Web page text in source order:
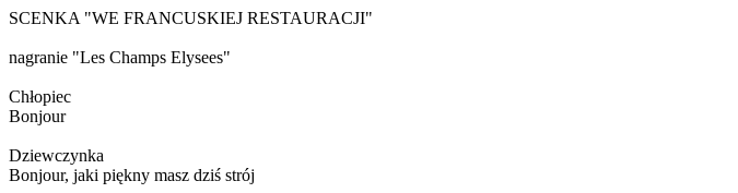
SCENKA "WE FRANCUSKIEJ RESTAURACJI"
nagranie "Les Champs Elysees"
Chłopiec
Bonjour
Dziewczynka
Bonjour, jaki piękny masz dziś strój